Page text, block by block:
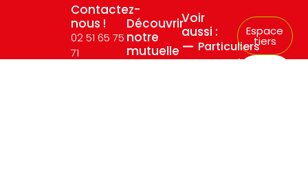
Contactez-
nous !
02 51 65 75
71
Découvrir
notre
mutuelle
:
Voir
aussi :
Particuliers
Entreprises
Espace
tiers